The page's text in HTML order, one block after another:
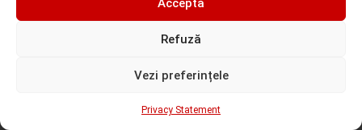
Refuză
Vezi preferințele
Privacy Statement